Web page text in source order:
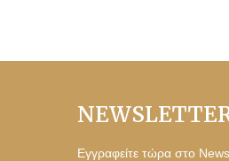
Εγγραφείτε τώρα στο